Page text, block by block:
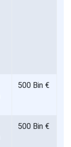
500 Bin €
500 Bin €